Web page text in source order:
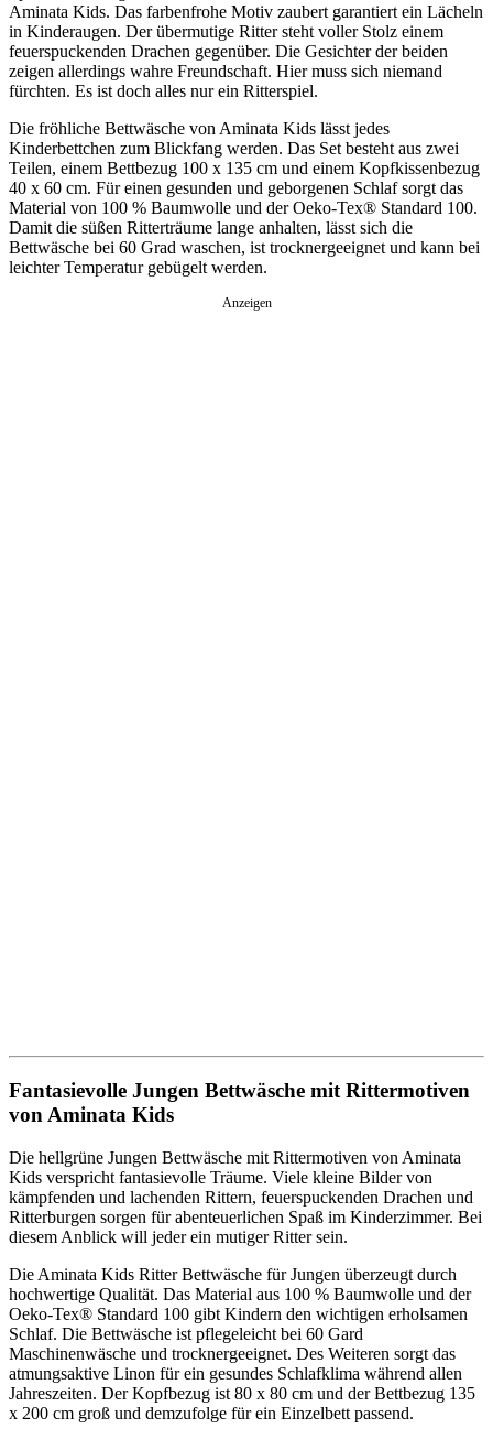
Aminata Kids. Das farbenfrohe Motiv zaubert garantiert ein Lächeln
in Kinderaugen. Der übermutige Ritter steht voller Stolz einem
feuerspuckenden Drachen gegenüber. Die Gesichter der beiden
zeigen allerdings wahre Freundschaft. Hier muss sich niemand
fürchten. Es ist doch alles nur ein Ritterspiel.
Die fröhliche Bettwäsche von Aminata Kids lässt jedes
Kinderbettchen zum Blickfang werden. Das Set besteht aus zwei
Teilen, einem Bettbezug 100 x 135 cm und einem Kopfkissenbezug
40 x 60 cm. Für einen gesunden und geborgenen Schlaf sorgt das
Material von 100 % Baumwolle und der Oeko-Tex® Standard 100.
Damit die süßen Ritterträume lange anhalten, lässt sich die
Bettwäsche bei 60 Grad waschen, ist trocknergeeignet und kann bei
leichter Temperatur gebügelt werden.
Anzeigen
Fantasievolle Jungen Bettwäsche mit Rittermotiven
von Aminata Kids
Die hellgrüne Jungen Bettwäsche mit Rittermotiven von Aminata
Kids verspricht fantasievolle Träume. Viele kleine Bilder von
kämpfenden und lachenden Rittern, feuerspuckenden Drachen und
Ritterburgen sorgen für abenteuerlichen Spaß im Kinderzimmer. Bei
diesem Anblick will jeder ein mutiger Ritter sein.
Die Aminata Kids Ritter Bettwäsche für Jungen überzeugt durch
hochwertige Qualität. Das Material aus 100 % Baumwolle und der
Oeko-Tex® Standard 100 gibt Kindern den wichtigen erholsamen
Schlaf. Die Bettwäsche ist pflegeleicht bei 60 Gard
Maschinenwäsche und trocknergeeignet. Des Weiteren sorgt das
atmungsaktive Linon für ein gesundes Schlafklima während allen
Jahreszeiten. Der Kopfbezug ist 80 x 80 cm und der Bettbezug 135
x 200 cm groß und demzufolge für ein Einzelbett passend.